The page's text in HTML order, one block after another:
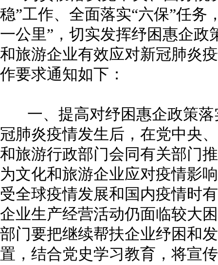
稳”工作、全面落实“六保”任务
一公里”，切实发挥纾困惠企政
和旅游企业有效应对新冠肺炎
作要求通知如下：
一、提高对纾困惠企政策落
冠肺炎疫情发生后，在党中央
和旅游行政部门会同有关部门
为文化和旅游企业应对疫情影
受全球疫情发展和国内疫情时
企业生产经营活动仍面临较大
部门要把继续帮扶企业纾困和
置，结合党史学习教育，将宣